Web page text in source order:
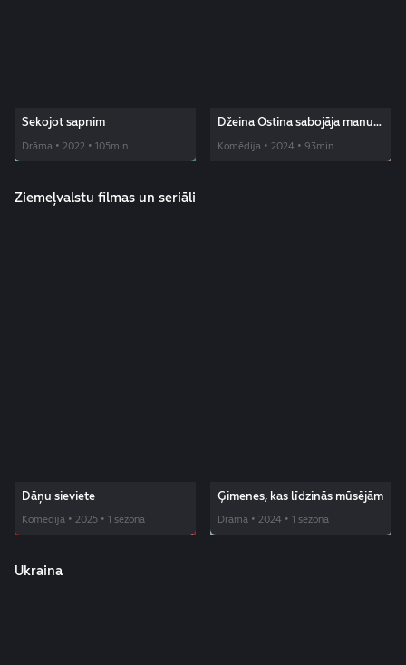
Sekojot sapnim
Drāma • 2022 • 105min.
Džeina Ostina sabojāja manu
Komēdija • 2024 • 93min.
Ziemeļvalstu filmas un seriāli
Dāņu sieviete
Komēdija • 2025 • 1 sezona
Ģimenes, kas līdzinās mūsējām
Drāma • 2024 • 1 sezona
Ukraina